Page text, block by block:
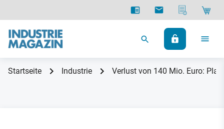
Startseite Industrie Verlust von 140 Mio. Euro: